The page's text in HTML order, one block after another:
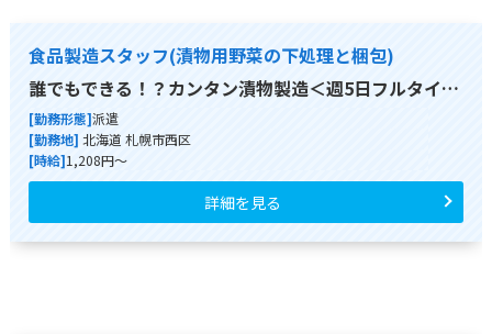
食品製造スタッフ(漬物用野菜の下処理と梱包)
誰でもできる！？カンタン漬物製造＜週5日フルタイ…
[勤務形態]派遣
[勤務地] 北海道 札幌市西区
[時給]1,208円～
詳細を見る